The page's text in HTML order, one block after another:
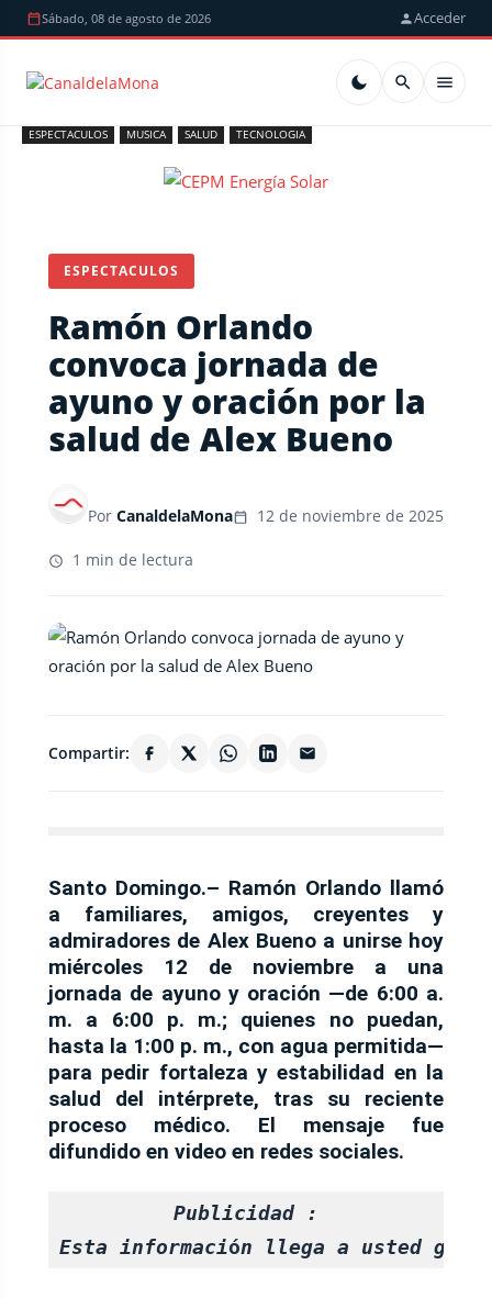
Sábado, 08 de agosto de 2026 Acceder
ESPECTACULOS MUSICA SALUD TECNOLOGIA
ESPECTACULOS
Ramón Orlando
convoca jornada de
ayuno y oración por la
salud de Alex Bueno
Por CanaldelaMona 12 de noviembre de 2025
1 min de lectura
Compartir:
Santo Domingo.– Ramón Orlando llamó
a familiares, amigos, creyentes y
admiradores de Alex Bueno a unirse hoy
miércoles 12 de noviembre a una
jornada de ayuno y oración —de 6:00 a.
m. a 6:00 p. m.; quienes no puedan,
hasta la 1:00 p. m., con agua permitida—
para pedir fortaleza y estabilidad en la
salud del intérprete, tras su reciente
proceso médico. El mensaje fue
difundido en video en redes sociales.
Publicidad :
Esta información llega a usted